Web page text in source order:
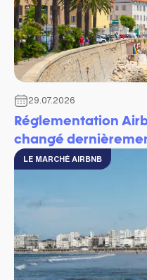
29.07.2026
Réglementation
changé
LE MARCHÉ AIRBNB